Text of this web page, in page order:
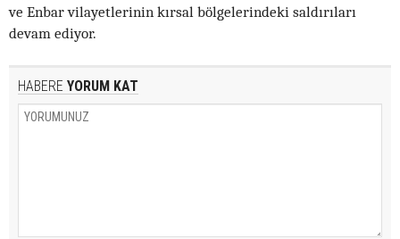
ve Enbar vilayetlerinin kırsal bölgelerindeki saldırıları
devam ediyor.
HABERE YORUM KAT